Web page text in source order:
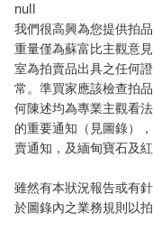
null
我們很高興為您提供拍
重量僅為蘇富比主觀意
室為拍賣品出具之任何
常。準買家應該檢查拍
何陳述均為專業主觀看
的重要通知（見圖錄）
賣通知，及緬甸寶石及
雖然有本狀況報告或有
於圖錄內之業務規則以拍